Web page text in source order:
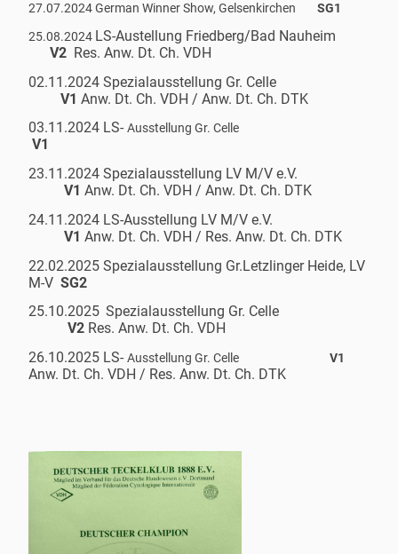
27.07.2024 German Winner Show, Gelsenkirchen SG1
25.08.2024 LS-Austellung Friedberg/Bad Nauheim
V2 Res. Anw. Dt. Ch. VDH
02.11.2024 Spezialausstellung Gr. Celle
V1 Anw. Dt. Ch. VDH / Anw. Dt. Ch. DTK
03.11.2024 LS- Ausstellung Gr. Celle
V1
23.11.2024 Spezialausstellung LV M/V e.V.
V1 Anw. Dt. Ch. VDH / Anw. Dt. Ch. DTK
24.11.2024 LS-Ausstellung LV M/V e.V.
V1 Anw. Dt. Ch. VDH / Res. Anw. Dt. Ch. DTK
22.02.2025 Spezialausstellung Gr.Letzlinger Heide, LV
M-V SG2
25.10.2025 Spezialausstellung Gr. Celle
V2 Res. Anw. Dt. Ch. VDH
26.10.2025 LS- Ausstellung Gr. Celle V1
Anw. Dt. Ch. VDH / Res. Anw. Dt. Ch. DTK